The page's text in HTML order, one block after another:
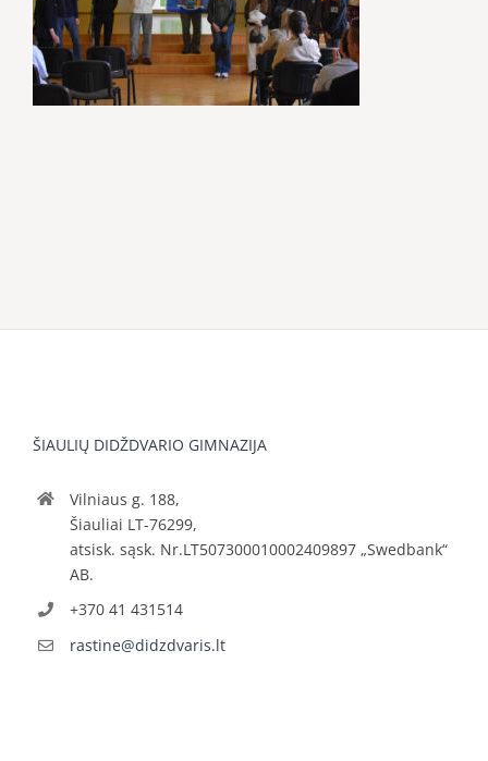
ŠIAULIŲ DIDŽDVARIO GIMNAZIJA
Vilniaus g. 188,
Šiauliai LT-76299,
atsisk. sąsk. Nr.LT507300010002409897 „Swedbank“
AB.
+370 41 431514
rastine@didzdvaris.lt